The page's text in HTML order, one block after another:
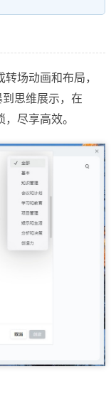
场动画和布局，
思维展示，在
尽享高效。